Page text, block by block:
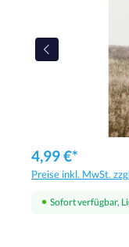
4,99 €*
Preise inkl. MwSt.
Sofort verfügbar,